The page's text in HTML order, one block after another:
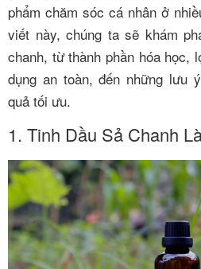
phẩm chăm sóc cá nhân ở
viết này, chúng ta sẽ khám
chanh, từ thành phần hóa
dụng an toàn, đến những lưu
quả tối ưu.
1. Tinh Dầu Sả Chanh